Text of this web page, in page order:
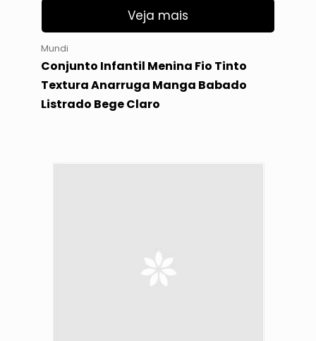
Veja mais
Mundi
Conjunto Infantil Menina Fio Tinto
Textura Anarruga Manga Babado
Listrado Bege Claro